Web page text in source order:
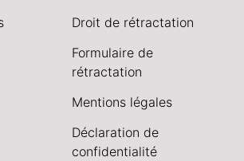
Droit de rétractation
Formulaire de
rétractation
Mentions légales
Déclaration de
confidentialité